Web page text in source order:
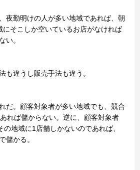
夜勤明けの人が多い地域であれば、朝
にそこしか空いているお店がなければ
い。
も違うし販売手法も違う。
だ。顧客対象者が多い地域でも、競合
れば儲からない。逆に、顧客対象者
地域に1店舗しかないのであれば、
儲かる。